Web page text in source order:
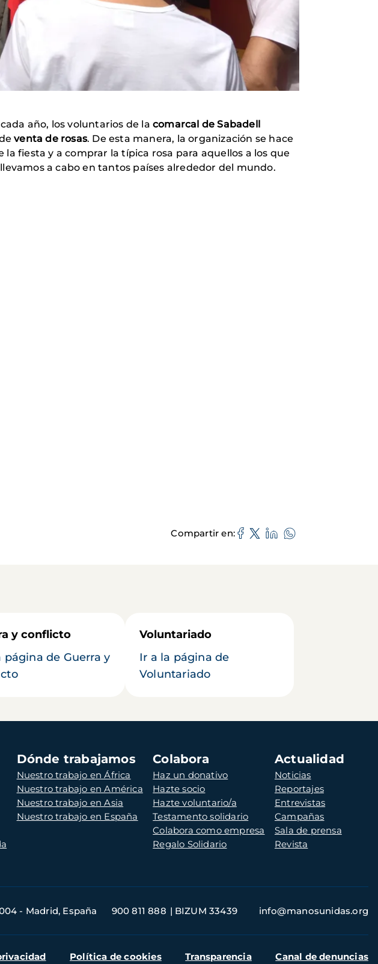
año, los voluntarios de la comarcal de Sabadell
venta de rosas. De esta manera, la organización se hace
fiesta y a comprar la típica rosa para aquellos a los que
a cabo en tantos países alrededor del mundo.
Compartir en
y conflicto
página de Guerra y
Voluntariado
Ir a la página de
Voluntariado
Dónde trabajamos
Nuestro trabajo en África
Nuestro trabajo en América
Nuestro trabajo en Asia
Nuestro trabajo en España
Colabora
Haz un donativo
Hazte socio
Hazte voluntario/a
Testamento solidario
Colabora como empresa
Regalo Solidario
Actualidad
Noticias
Reportajes
Entrevistas
Campañas
Sala de prensa
Revista
- Madrid, España 900 811 888 BIZUM 33439 info@manosunidas.org
Política de cookies Transparencia Canal de denuncias